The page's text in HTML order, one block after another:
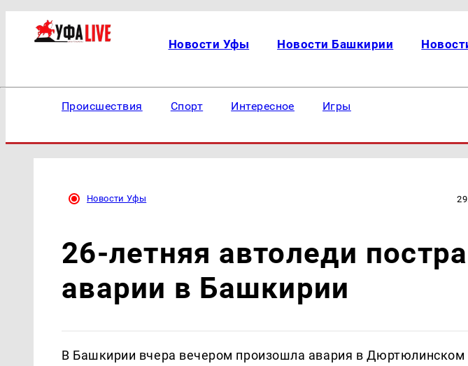
Новости Уфы Новости Башкирии
Происшествия Спорт Интересное Игры
Новости Уфы
26-летняя автоледи
аварии в Башкирии
В Башкирии вчера вечером произошла авария в Дюртюлинском